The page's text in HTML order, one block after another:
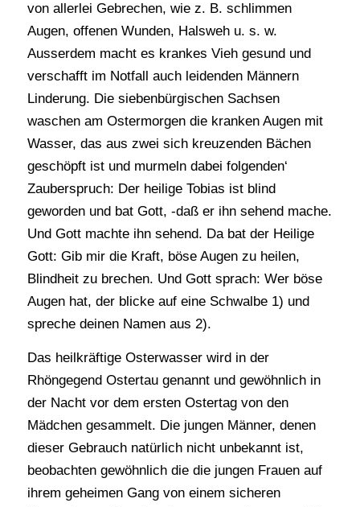
von allerlei Gebrechen, wie z. B. schlimmen
Augen, offenen Wunden, Halsweh u. s. w.
Ausserdem macht es krankes Vieh gesund und
verschafft im Notfall auch leidenden Männern
Linderung. Die siebenbürgischen Sachsen
waschen am Ostermorgen die kranken Augen mit
Wasser, das aus zwei sich kreuzenden Bächen
geschöpft ist und murmeln dabei folgenden‘
Zauberspruch: Der heilige Tobias ist blind
geworden und bat Gott, -daß er ihn sehend mache.
Und Gott machte ihn sehend. Da bat der Heilige
Gott: Gib mir die Kraft, böse Augen zu heilen,
Blindheit zu brechen. Und Gott sprach: Wer böse
Augen hat, der blicke auf eine Schwalbe 1) und
spreche deinen Namen aus 2).
Das heilkräftige Osterwasser wird in der
Rhöngegend Ostertau genannt und gewöhnlich in
der Nacht vor dem ersten Ostertag von den
Mädchen gesammelt. Die jungen Männer, denen
dieser Gebrauch natürlich nicht unbekannt ist,
beobachten gewöhnlich die die jungen Frauen auf
ihrem geheimen Gang von einem sicheren